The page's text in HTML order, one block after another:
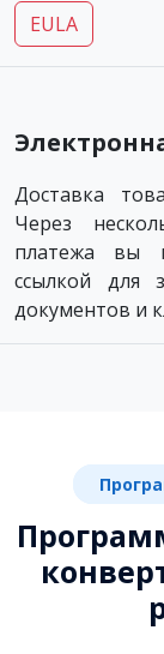
EULA
Доставка
Через
платежа вы
ссылкой для
документов и